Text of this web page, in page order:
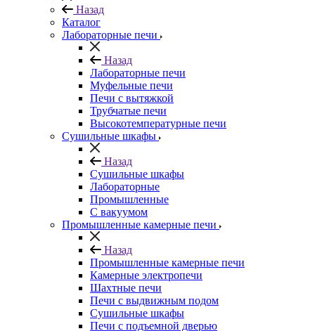
Назад
Каталог
Лабораторные печи
Назад
Лабораторные печи
Муфельные печи
Печи с вытяжкой
Трубчатые печи
Высокотемпературные печи
Сушильные шкафы
Назад
Сушильные шкафы
Лабораторные
Промышленные
С вакуумом
Промышленные камерные печи
Назад
Промышленные камерные печи
Камерные электропечи
Шахтные печи
Печи с выдвижным подом
Сушильные шкафы
Печи с подъемной дверью